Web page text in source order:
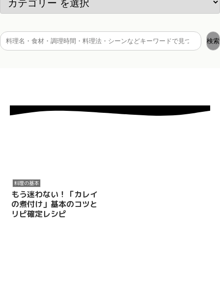
検索
料理の基本
もう迷わない！「カレイ
の煮付け」基本のコツと
リピ確定レシピ